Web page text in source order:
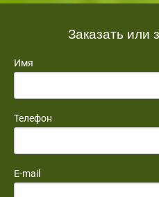
Заказать или
Имя
Телефон
E-mail